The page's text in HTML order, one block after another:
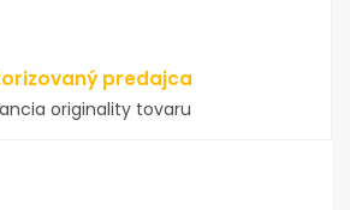
predajca
originality tovaru